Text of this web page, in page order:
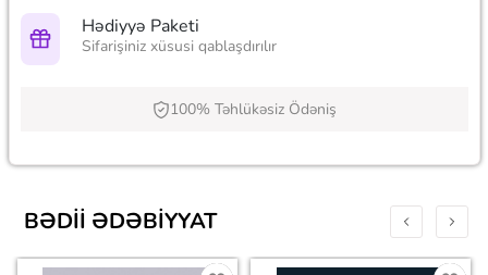
Hədiyyə Paketi
Sifarişiniz xüsusi qablaşdırılır
100% Təhlükəsiz Ödəniş
BƏDII ƏDƏBIYYAT